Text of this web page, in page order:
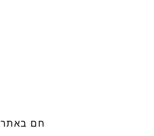
חם באתר